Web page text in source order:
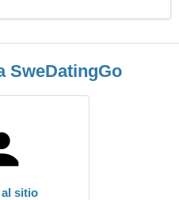
SweDatingGo
al sitio